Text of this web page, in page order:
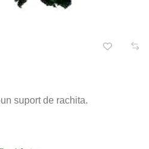
suport de rachita.